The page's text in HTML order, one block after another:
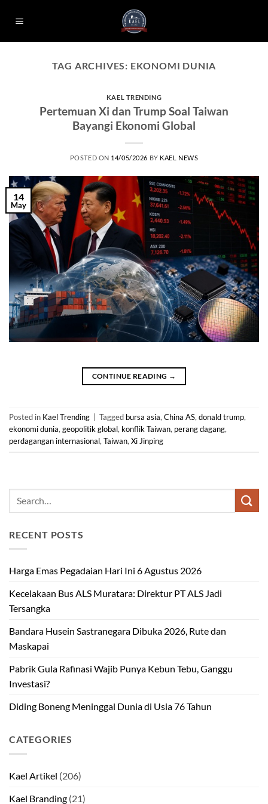
TAG ARCHIVES: EKONOMI DUNIA
KAEL TRENDING
Pertemuan Xi dan Trump Soal Taiwan
Bayangi Ekonomi Global
POSTED ON 14/05/2026 BY KAEL NEWS
14
May
CONTINUE READING →
Posted in Kael Trending Tagged bursa asia, China AS, donald trump,
ekonomi dunia, geopolitik global, konflik Taiwan, perang dagang,
perdagangan internasional, Taiwan, Xi Jinping
RECENT POSTS
Harga Emas Pegadaian Hari Ini 6 Agustus 2026
Kecelakaan Bus ALS Muratara: Direktur PT ALS Jadi
Tersangka
Bandara Husein Sastranegara Dibuka 2026, Rute dan
Maskapai
Pabrik Gula Rafinasi Wajib Punya Kebun Tebu, Ganggu
Investasi?
Diding Boneng Meninggal Dunia di Usia 76 Tahun
CATEGORIES
Kael Artikel (206)
Kael Branding (21)